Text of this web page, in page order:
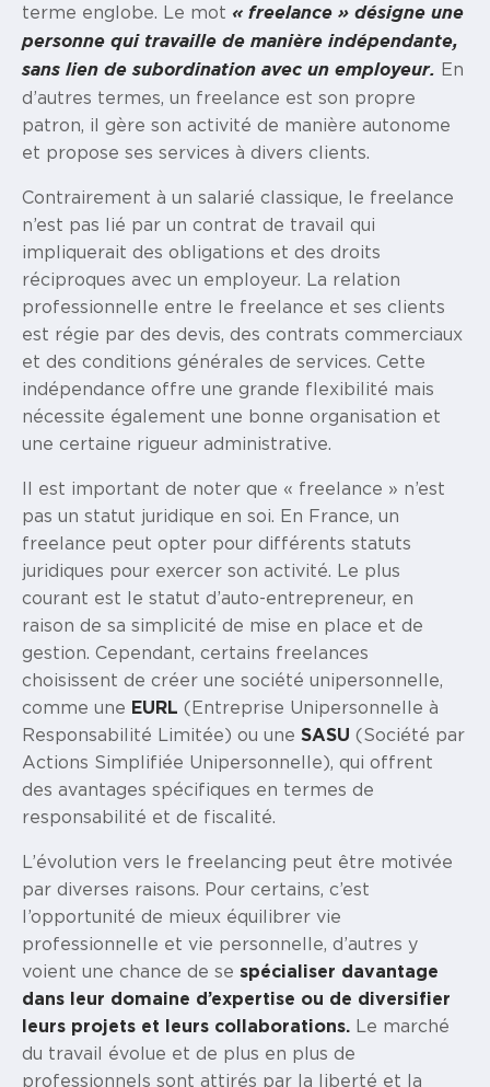
terme englobe. Le mot « freelance » désigne une
personne qui travaille de manière indépendante,
sans lien de subordination avec un employeur. En
d’autres termes, un freelance est son propre
patron, il gère son activité de manière autonome
et propose ses services à divers clients.
Contrairement à un salarié classique, le freelance
n’est pas lié par un contrat de travail qui
impliquerait des obligations et des droits
réciproques avec un employeur. La relation
professionnelle entre le freelance et ses clients
est régie par des devis, des contrats commerciaux
et des conditions générales de services. Cette
indépendance offre une grande flexibilité mais
nécessite également une bonne organisation et
une certaine rigueur administrative.
Il est important de noter que « freelance » n’est
pas un statut juridique en soi. En France, un
freelance peut opter pour différents statuts
juridiques pour exercer son activité. Le plus
courant est le statut d’auto-entrepreneur, en
raison de sa simplicité de mise en place et de
gestion. Cependant, certains freelances
choisissent de créer une société unipersonnelle,
comme une EURL (Entreprise Unipersonnelle à
Responsabilité Limitée) ou une SASU (Société par
Actions Simplifiée Unipersonnelle), qui offrent
des avantages spécifiques en termes de
responsabilité et de fiscalité.
L’évolution vers le freelancing peut être motivée
par diverses raisons. Pour certains, c’est
l’opportunité de mieux équilibrer vie
professionnelle et vie personnelle, d’autres y
voient une chance de se spécialiser davantage
dans leur domaine d’expertise ou de diversifier
leurs projets et leurs collaborations. Le marché
du travail évolue et de plus en plus de
professionnels sont attirés par la liberté et la